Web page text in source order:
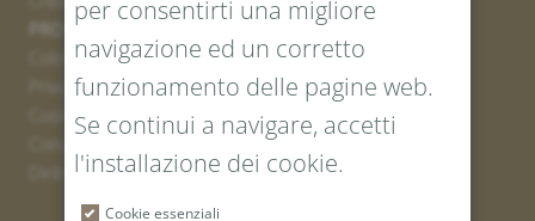
PROTEZIONE LEGALE E DEI DATI
Colofone
Privacy Policy
Cookies
Diritto di recesso
per consentirti una migliore
navigazione ed un corretto
funzionamento delle pagine web.
Se continui a navigare, accetti
l'installazione dei cookie.
Cookie essenziali